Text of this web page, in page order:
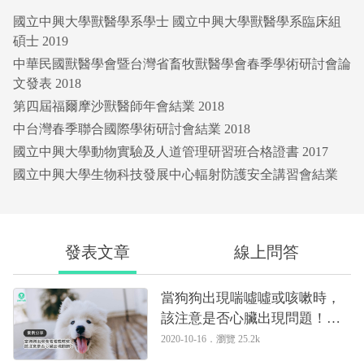
國立中興大學獸醫學系學士 國立中興大學獸醫學系臨床組
碩士 2019
中華民國獸醫學會暨台灣省畜牧獸醫學會春季學術研討會論
文發表 2018
第四屆福爾摩沙獸醫師年會結業 2018
中台灣春季聯合國際學術研討會結業 2018
國立中興大學動物實驗及人道管理研習班合格證書 2017
國立中興大學生物科技發展中心輻射防護安全講習會結業
發表文章 線上問答
當狗狗出現喘噓噓或咳嗽時，
該注意是否心臟出現問題！｜
專業獸醫—黃硯庭
2020-10-16．瀏覽 25.2k